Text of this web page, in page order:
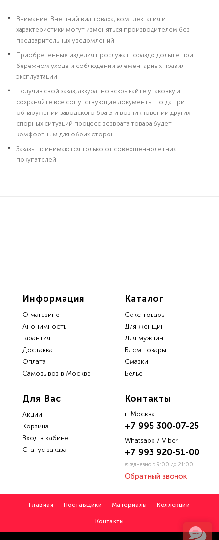
Внимание! Внешний вид товара, комплектация и
характеристики могут изменяться производителем без
предварительных уведомлений.
Приобретенные изделия прослужат гораздо дольше при
бережном уходе и соблюдении элементарных правил
эксплуатации.
Получив свой заказ, аккуратно вскрывайте упаковку и
сохраняйте все сопутствующие документы; тогда при
обнаружении заводского брака и возникновении других
спорных ситуаций процесс возврата товара будет
комфортным для обеих сторон.
Заказы принимаются только от совершеннолетних
покупателей.
Каталог
Секс товары
Для женщин
Для мужчин
Бдсм товары
Смазки
Белье
Информация
О магазине
Анонимность
Гарантия
Доставка
Oплата
Самовывоз в Москве
Для Вас
Акции
Корзина
Вход в кабинет
Статус заказа
Контакты
г. Москва
+7 995 300-07-25
+7 993 920-51-00
Whatsapp / Viber
ежедневно с 9:00 до 21:00
Обратный звонок
Главная Поставщики Материалы Коллекции
Контакты